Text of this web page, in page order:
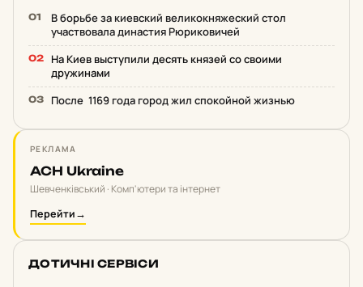
В борьбе за киевский великокняжеский стол
участвовала династия Рюриковичей
На Киев выступили десять князей со своими
дружинами
После 1169 года город жил спокойной жизнью
РЕКЛАМА
ACH Ukraine
Шевченківський · Комп'ютери та інтернет
Перейти→
ДОТИЧНІ СЕРВІСИ